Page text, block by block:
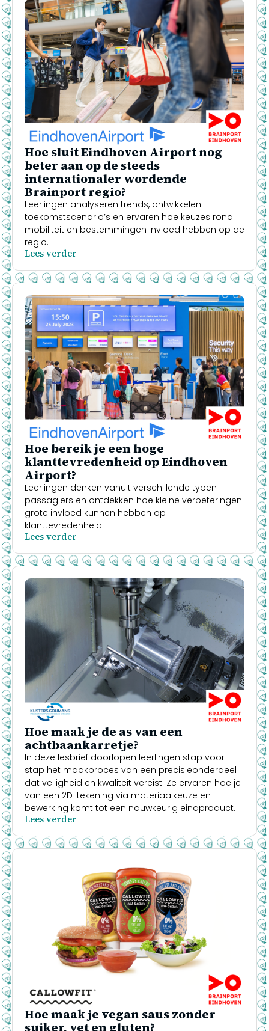
Hoe sluit Eindhoven Airport nog
beter aan op de steeds
internationaler wordende
Brainport regio?
Leerlingen analyseren trends, ontwikkelen
toekomstscenario’s en ervaren hoe keuzes rond
mobiliteit en bestemmingen invloed hebben op de
regio.
Lees verder
Hoe bereik je een hoge
klanttevredenheid op Eindhoven
Airport?
Leerlingen denken vanuit verschillende typen
passagiers en ontdekken hoe kleine verbeteringen
grote invloed kunnen hebben op
klanttevredenheid.
Lees verder
Hoe maak je de as van een
achtbaankarretje?
In deze lesbrief doorlopen leerlingen stap voor
stap het maakproces van een precisieonderdeel
dat veiligheid en kwaliteit vereist. Ze ervaren hoe je
van een 2D-tekening via materiaalkeuze en
bewerking komt tot een nauwkeurig eindproduct.
Lees verder
Hoe maak je vegan saus zonder
suiker, vet en gluten?